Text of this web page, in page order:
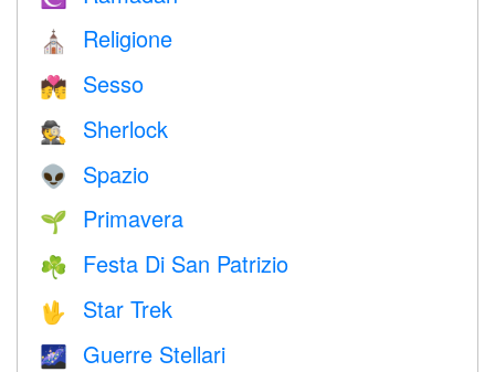
⛪️ Religione
💏 Sesso
🕵️ Sherlock
👽 Spazio
🌱 Primavera
☘️ Festa Di San Patrizio
🖖 Star Trek
🌌 Guerre Stellari